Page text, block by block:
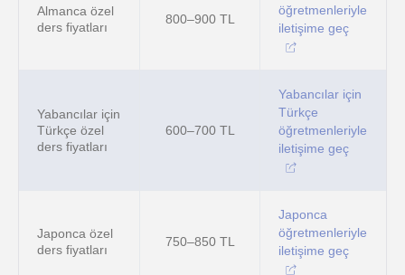
Almanca özel
ders fiyatları
800–900 TL
öğretmenleriyle
iletişime geç
Yabancılar için
Türkçe özel
ders fiyatları
600–700 TL
Yabancılar için
Türkçe
öğretmenleriyle
iletişime geç
Japonca özel
ders fiyatları
750–850 TL
Japonca
öğretmenleriyle
iletişime geç